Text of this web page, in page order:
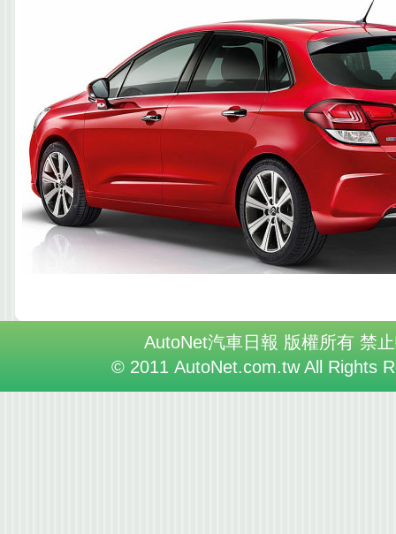
AutoNet汽車日報 版權所有 禁
© 2011 AutoNet.com.tw All Rights